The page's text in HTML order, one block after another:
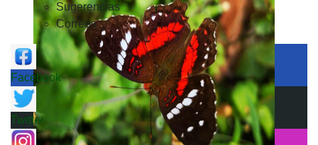
Sugerencias
Correos
Facebook
Twitter